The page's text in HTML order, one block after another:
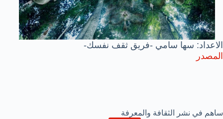
الاعداد: سها سامي -فريق ثقف نفسك-
المصدر
ساهم في نشر الثقافة والمعرفة